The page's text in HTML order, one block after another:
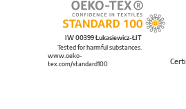
IW 00399 Łukasiewicz-ŁIT
Tested for harmful substances.
www.oeko-
tex.com/standard100